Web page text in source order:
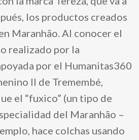
los productos creados
Maranhão. Al conocer el
realizado por la
por el Humanitas360
II de Tremembé,
el “fuxico” (un tipo de
del Maranhão –
hace colchas usando